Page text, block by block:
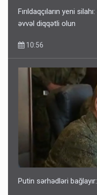
Fırıldaqçıların yeni
əvvəl diqqətli olun
10:56
Putin sərhədləri